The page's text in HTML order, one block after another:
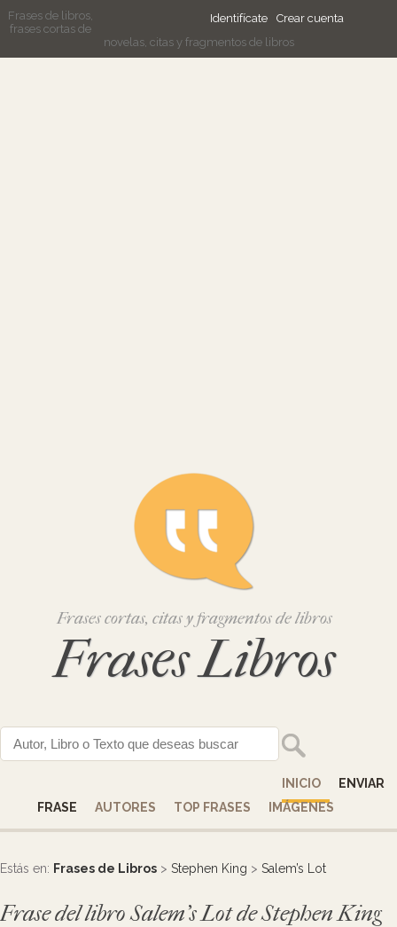
Identifícate Crear cuenta
Frases de libros,
frases cortas de
novelas, citas y fragmentos de libros
Frases cortas, citas y fragmentos de libros
Frases Libros
INICIO
ENVIAR
FRASE
AUTORES TOP FRASES IMÁGENES
Estás en: Frases de Libros > Stephen King > Salem’s Lot
Frase del libro Salem’s Lot de Stephen King